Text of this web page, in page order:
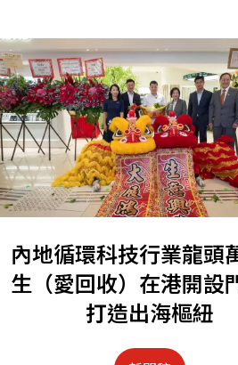
內地循環科技行業龍頭
生（愛回收）在港開設
打造出海樞紐